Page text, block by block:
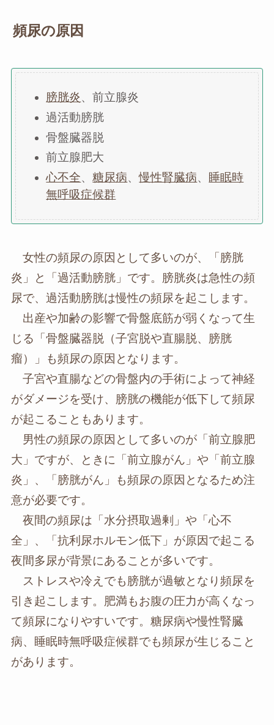
頻尿の原因
膀胱炎、前立腺炎
過活動膀胱
骨盤臓器脱
前立腺肥大
心不全、糖尿病、慢性腎臓病、 睡眠時
無呼吸症候群
女性の頻尿の原因として多いのが、「膀胱
炎」と「過活動膀胱」です。膀胱炎は急性の頻
尿で、過活動膀胱は慢性の頻尿を起こします。
出産や加齢の影響で骨盤底筋が弱くなって生
じる「骨盤臓器脱（子宮脱や直腸脱、膀胱
瘤）」も頻尿の原因となります。
子宮や直腸などの骨盤内の手術によって神経
がダメージを受け、膀胱の機能が低下して頻尿
が起こることもあります。
男性の頻尿の原因として多いのが「前立腺肥
大」ですが、ときに「前立腺がん」や「前立腺
炎」、「膀胱がん」も頻尿の原因となるため注
意が必要です。
夜間の頻尿は「水分摂取過剰」や「心不
全」、「抗利尿ホルモン低下」が原因で起こる
夜間多尿が背景にあることが多いです。
ストレスや冷えでも膀胱が過敏となり頻尿を
引き起こします。肥満もお腹の圧力が高くなっ
て頻尿になりやすいです。糖尿病や慢性腎臓
病、睡眠時無呼吸症候群でも頻尿が生じること
があります。